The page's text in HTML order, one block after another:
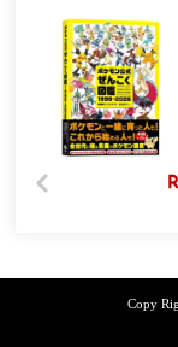
Copy